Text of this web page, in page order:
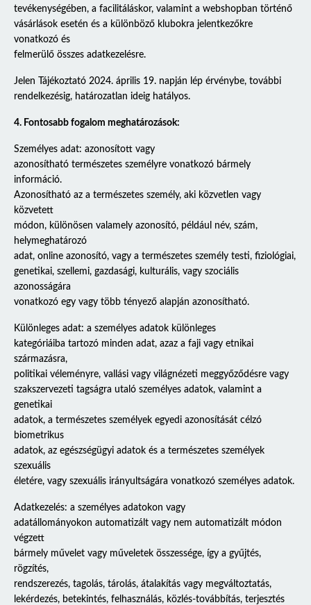
tevékenységében, a facilitáláskor, valamint a webshopban történő
vásárlások esetén és a különböző klubokra jelentkezőkre
vonatkozó és
felmerülő összes adatkezelésre.
Jelen Tájékoztató 2024. április 19. napján lép érvénybe, további
rendelkezésig, határozatlan ideig hatályos.
4. Fontosabb fogalom meghatározások:
Személyes adat: azonosított vagy
azonosítható természetes személyre vonatkozó bármely
információ.
Azonosítható az a természetes személy, aki közvetlen vagy
közvetett
módon, különösen valamely azonosító, például név, szám,
helymeghatározó
adat, online azonosító, vagy a természetes személy testi, fiziológiai,
genetikai, szellemi, gazdasági, kulturális, vagy szociális
azonosságára
vonatkozó egy vagy több tényező alapján azonosítható.
Különleges adat: a személyes adatok különleges
kategóriáiba tartozó minden adat, azaz a faji vagy etnikai
származásra,
politikai véleményre, vallási vagy világnézeti meggyőződésre vagy
szakszervezeti tagságra utaló személyes adatok, valamint a
genetikai
adatok, a természetes személyek egyedi azonosítását célzó
biometrikus
adatok, az egészségügyi adatok és a természetes személyek
szexuális
életére, vagy szexuális irányultságára vonatkozó személyes adatok.
Adatkezelés: a személyes adatokon vagy
adatállományokon automatizált vagy nem automatizált módon
végzett
bármely művelet vagy műveletek összessége, így a gyűjtés,
rögzítés,
rendszerezés, tagolás, tárolás, átalakítás vagy megváltoztatás,
lekérdezés, betekintés, felhasználás, közlés-továbbítás, terjesztés